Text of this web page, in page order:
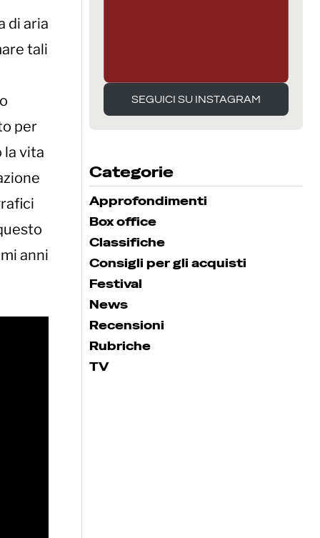
di aria
tali
per
la vita
anni
SEGUICI SU INSTAGRAM
SEGUICI SU INSTAGRAM
Categorie
Approfondimenti
Box office
Classifiche
Consigli per gli acquisti
Festival
News
Recensioni
Rubriche
TV